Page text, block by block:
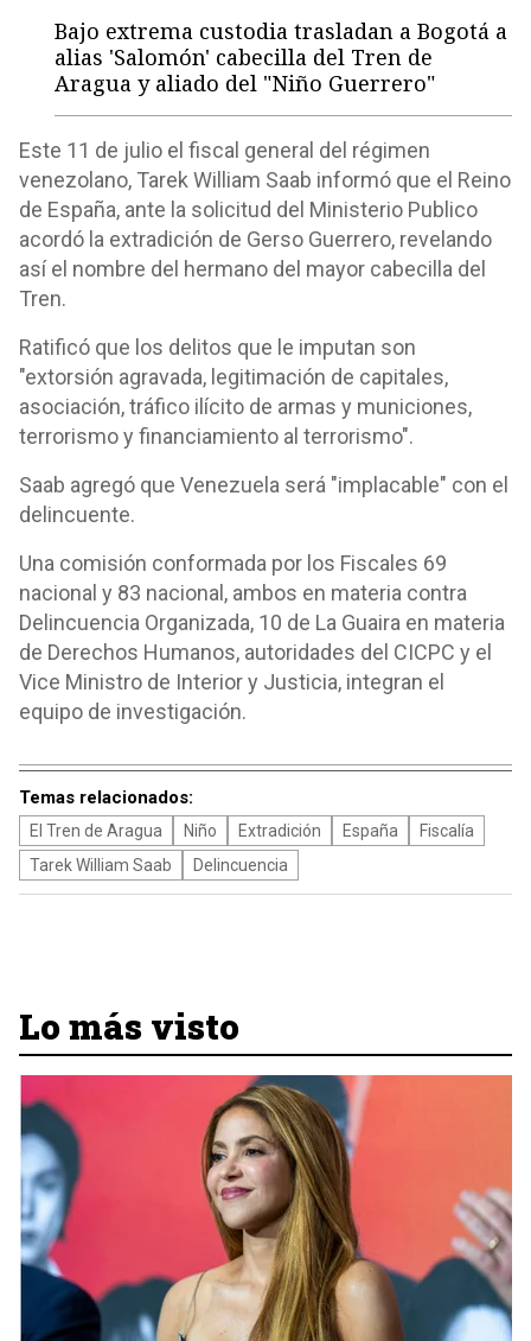
Bajo extrema custodia trasladan a Bogotá a
alias 'Salomón' cabecilla del Tren de
Aragua y aliado del "Niño Guerrero"
Este 11 de julio el fiscal general del régimen
venezolano, Tarek William Saab informó que el Reino
de España, ante la solicitud del Ministerio Publico
acordó la extradición de Gerso Guerrero, revelando
así el nombre del hermano del mayor cabecilla del
Tren.
Ratificó que los delitos que le imputan son
"extorsión agravada, legitimación de capitales,
asociación, tráfico ilícito de armas y municiones,
terrorismo y financiamiento al terrorismo".
Saab agregó que Venezuela será "implacable" con el
delincuente.
Una comisión conformada por los Fiscales 69
nacional y 83 nacional, ambos en materia contra
Delincuencia Organizada, 10 de La Guaira en materia
de Derechos Humanos, autoridades del CICPC y el
Vice Ministro de Interior y Justicia, integran el
equipo de investigación.
Temas relacionados:
El Tren de Aragua Niño Extradición España
Fiscalía
Tarek William Saab
Delincuencia
Lo más visto